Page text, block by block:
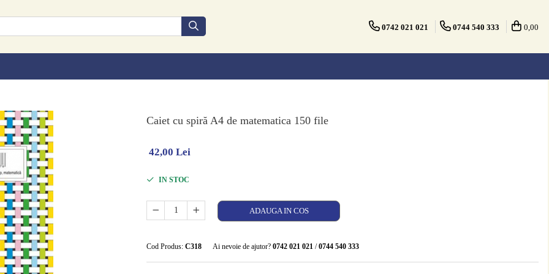
0742 021 021 0744 540 333 0,00
Caiet cu spiră A4 de matematica 150 file
42,00 Lei
IN STOC
ADAUGA IN COS
Cod Produs: C318 Ai nevoie de ajutor? 0742 021 021 /0744 540 333